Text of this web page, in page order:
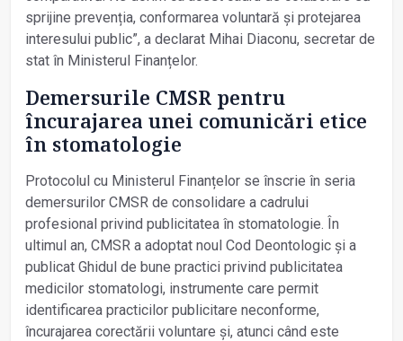
sprijine prevenția, conformarea voluntară și protejarea
interesului public”, a declarat Mihai Diaconu, secretar de
stat în Ministerul Finanțelor.
Demersurile CMSR pentru
încurajarea unei comunicări etice
în stomatologie
Protocolul cu Ministerul Finanțelor se înscrie în seria
demersurilor CMSR de consolidare a cadrului
profesional privind publicitatea în stomatologie. În
ultimul an, CMSR a adoptat noul Cod Deontologic și a
publicat Ghidul de bune practici privind publicitatea
medicilor stomatologi, instrumente care permit
identificarea practicilor publicitare neconforme,
încurajarea corectării voluntare și, atunci când este